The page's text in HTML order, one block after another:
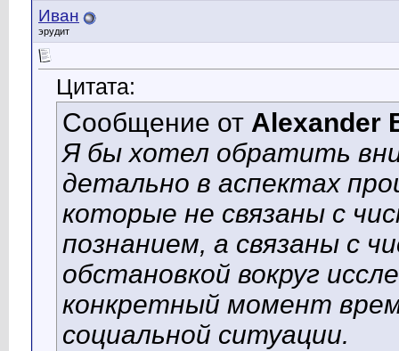
Иван
эрудит
Цитата:
Сообщение от Alexander
Я бы хотел обратить
детально в аспектах
которые не связаны с
познанием, а связаны с
обстановкой вокруг
конкретный момент
социальной ситуации.